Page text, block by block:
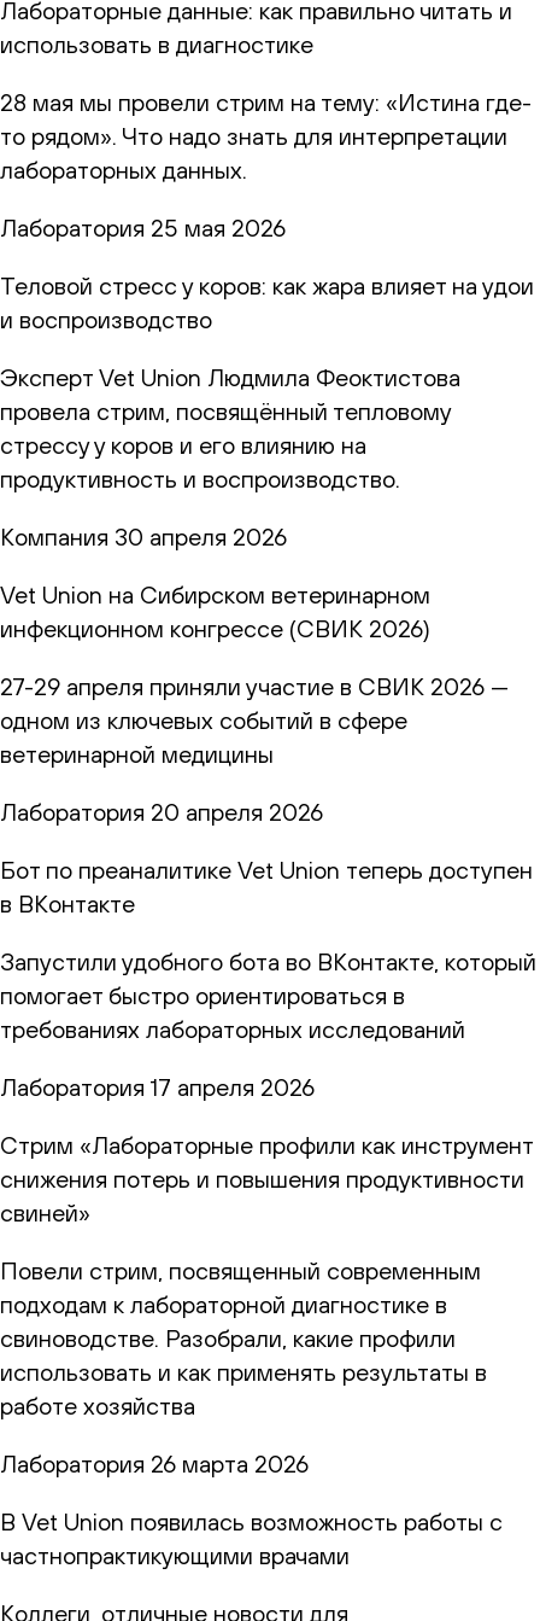
Лабораторные данные: как правильно читать и
использовать в диагностике
28 мая мы провели стрим на тему: «Истина где-
то рядом». Что надо знать для интерпретации
лабораторных данных.
Лаборатория 25 мая 2026
Теловой стресс у коров: как жара влияет на удои
и воспроизводство
Эксперт Vet Union Людмила Феоктистова
провела стрим, посвящённый тепловому
стрессу у коров и его влиянию на
продуктивность и воспроизводство.
Компания 30 апреля 2026
Vet Union на Сибирском ветеринарном
инфекционном конгрессе (СВИК 2026)
27-29 апреля приняли участие в СВИК 2026 —
одном из ключевых событий в сфере
ветеринарной медицины
Лаборатория 20 апреля 2026
Бот по преаналитике Vet Union теперь доступен
в ВКонтакте
Запустили удобного бота во ВКонтакте, который
помогает быстро ориентироваться в
требованиях лабораторных исследований
Лаборатория 17 апреля 2026
Стрим «Лабораторные профили как инструмент
снижения потерь и повышения продуктивности
свиней»
Повели стрим, посвященный современным
подходам к лабораторной диагностике в
свиноводстве. Разобрали, какие профили
использовать и как применять результаты в
работе хозяйства
Лаборатория 26 марта 2026
В Vet Union появилась возможность работы с
частнопрактикующими врачами
Коллеги, отличные новости для